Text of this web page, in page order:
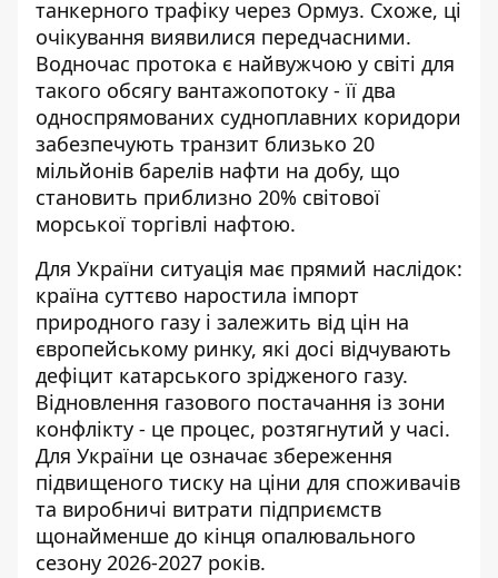
танкерного трафіку через Ормуз. Схоже, ці
очікування виявилися передчасними.
Водночас протока є найвужчою у світі для
такого обсягу вантажопотоку - її два
односпрямованих судноплавних коридори
забезпечують транзит близько 20
мільйонів барелів нафти на добу, що
становить приблизно 20% світової
морської торгівлі нафтою.
Для України ситуація має прямий наслідок:
країна суттєво наростила імпорт
природного газу і залежить від цін на
європейському ринку, які досі відчувають
дефіцит катарського зрідженого газу.
Відновлення газового постачання із зони
конфлікту - це процес, розтягнутий у часі.
Для України це означає збереження
підвищеного тиску на ціни для споживачів
та виробничі витрати підприємств
щонайменше до кінця опалювального
сезону 2026-2027 років.